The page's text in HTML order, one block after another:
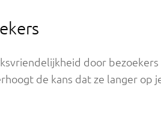
door
de kans dat ze langer op